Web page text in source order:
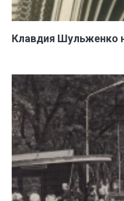
Клавдия Шульженко